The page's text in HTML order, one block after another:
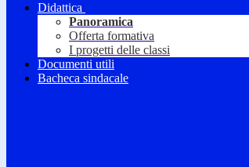
Didattica
Panoramica
Offerta formativa
I progetti delle classi
Documenti utili
Bacheca sindacale